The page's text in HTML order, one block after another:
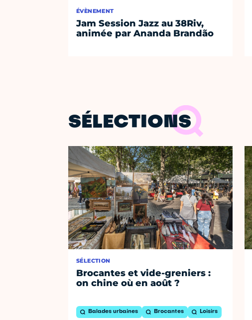
ÉVÈNEMENT
Jam Session Jazz au 38Riv,
animée par Ananda Brandão
SÉLECTIONS
SÉLECTION
Brocantes et vide-greniers :
on chine où en août ?
Balades urbaines Brocantes Loisirs